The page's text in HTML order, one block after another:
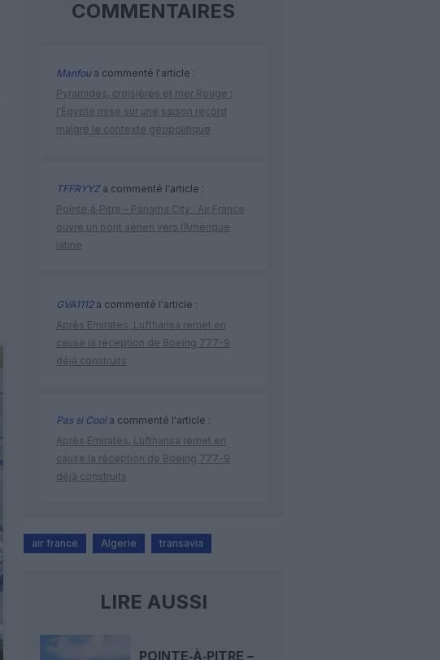
COMMENTAIRES
Manfoua commenté l'article :
Pyramides, croisières et mer Rouge :
l’Égypte mise sur une saison record
malgré le contexte géopolitique
TFFRYYZa commenté l'article :
Pointe‑à‑Pitre – Panama City : Air France
ouvre un pont aérien vers l’Amérique
latine
GVA1112a commenté l'article :
Après Emirates, Lufthansa remet en
cause la réception de Boeing 777-9
déjà construits
Pas si Coola commenté l'article :
Après Emirates, Lufthansa remet en
cause la réception de Boeing 777-9
déjà construits
air france Algerie transavia
LIRE AUSSI
POINTE‑À‑PITRE –